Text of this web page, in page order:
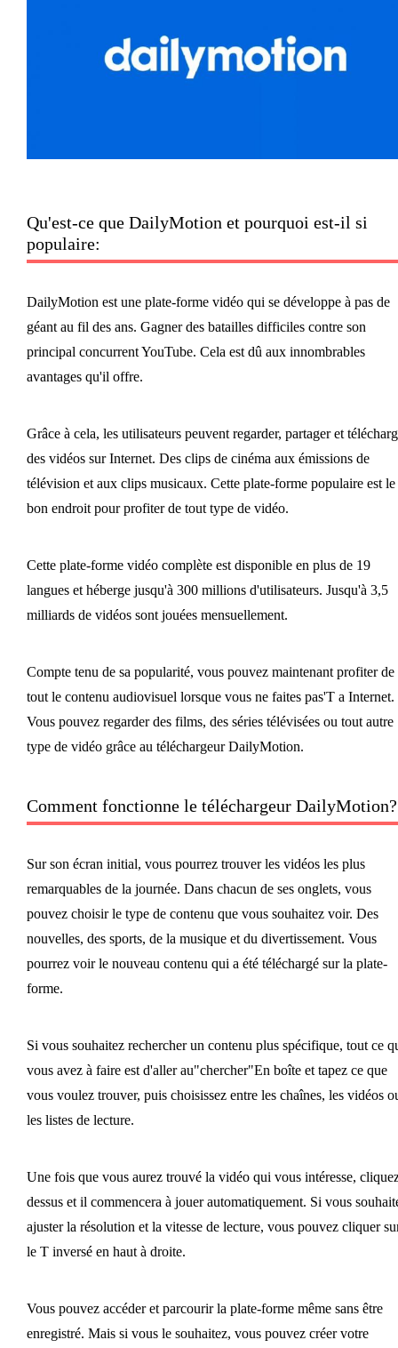
Qu'est-ce que DailyMotion et pourquoi est-il si
populaire:
DailyMotion est une plate-forme vidéo qui se développe à pas de
géant au fil des ans. Gagner des batailles difficiles contre son
principal concurrent YouTube. Cela est dû aux innombrables
avantages qu'il offre.
Grâce à cela, les utilisateurs peuvent regarder, partager et
des vidéos sur Internet. Des clips de cinéma aux émissions de
télévision et aux clips musicaux. Cette plate-forme populaire est le
bon endroit pour profiter de tout type de vidéo.
Cette plate-forme vidéo complète est disponible en plus de 19
langues et héberge jusqu'à 300 millions d'utilisateurs. Jusqu'à 3,5
milliards de vidéos sont jouées mensuellement.
Compte tenu de sa popularité, vous pouvez maintenant profiter de
tout le contenu audiovisuel lorsque vous ne faites pas'T a Internet.
Vous pouvez regarder des films, des séries télévisées ou tout autre
type de vidéo grâce au téléchargeur DailyMotion.
Comment fonctionne le téléchargeur DailyMotion?
Sur son écran initial, vous pourrez trouver les vidéos les plus
remarquables de la journée. Dans chacun de ses onglets, vous
pouvez choisir le type de contenu que vous souhaitez voir. Des
nouvelles, des sports, de la musique et du divertissement. Vous
pourrez voir le nouveau contenu qui a été téléchargé sur la plate-
forme.
Si vous souhaitez rechercher un contenu plus spécifique, tout ce
vous avez à faire est d'aller au"chercher"En boîte et tapez ce que
vous voulez trouver, puis choisissez entre les chaînes, les vidéos
les listes de lecture.
Une fois que vous aurez trouvé la vidéo qui vous intéresse,
dessus et il commencera à jouer automatiquement. Si vous
ajuster la résolution et la vitesse de lecture, vous pouvez cliquer
le T inversé en haut à droite.
Vous pouvez accéder et parcourir la plate-forme même sans être
enregistré. Mais si vous le souhaitez, vous pouvez créer votre